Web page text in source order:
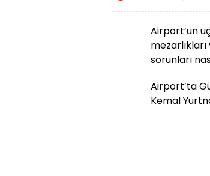
Airport’un
sorunları
Airport’ta
Kemal